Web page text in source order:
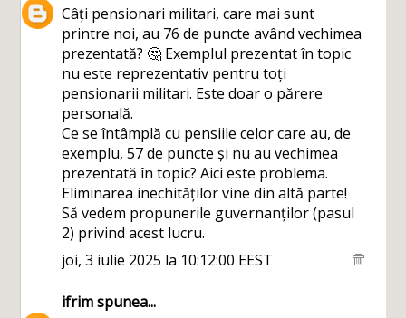
Câți pensionari militari, care mai sunt
printre noi, au 76 de puncte având vechimea
prezentată? 🤔 Exemplul prezentat în topic
nu este reprezentativ pentru toți
pensionarii militari. Este doar o părere
personală.
Ce se întâmplă cu pensiile celor care au, de
exemplu, 57 de puncte și nu au vechimea
prezentată în topic? Aici este problema.
Eliminarea inechităților vine din altă parte!
Să vedem propunerile guvernanților (pasul
2) privind acest lucru.
joi, 3 iulie 2025 la 10:12:00 EEST
ifrimspunea...